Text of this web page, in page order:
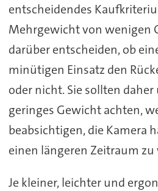
entscheidendes
Mehrgewicht von wenigen
darüber entscheiden, ob
minütigen Einsatz den
oder nicht. Sie sollten
geringes Gewicht achten,
beabsichtigen, die Kamera
einen längeren Zeitraum zu
Je kleiner, leichter und